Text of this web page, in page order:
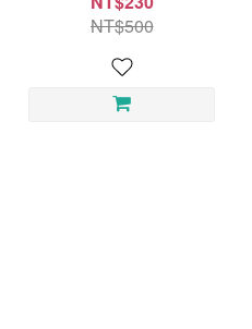
NT$500